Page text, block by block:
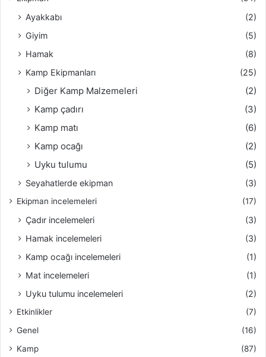
Ayakkabı
(2)
Giyim
(5)
Hamak
(8)
Kamp Ekipmanları
(25)
Diğer Kamp Malzemeleri
(2)
Kamp çadırı
(3)
Kamp matı
(6)
Kamp ocağı
(2)
Uyku tulumu
(5)
Seyahatlerde ekipman (3)
Ekipman incelemeleri (17)
Çadır incelemeleri
(3)
Hamak incelemeleri
(3)
Kamp ocağı incelemeleri
(1)
Mat incelemeleri
(1)
Uyku tulumu incelemeleri
(2)
Etkinlikler
(7)
Genel
(16)
Kamp
(87)